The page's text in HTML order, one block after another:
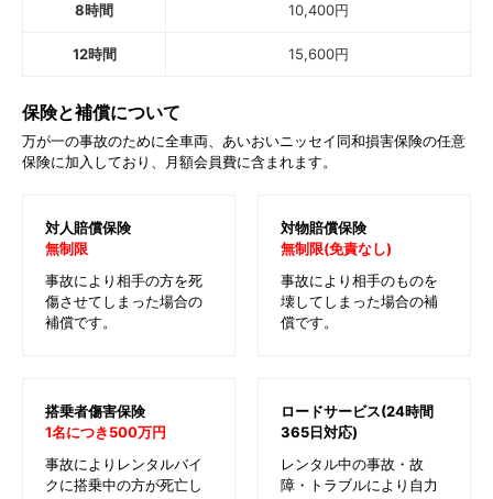
8時間 10,400円
12時間 15,600円
保険と補償について
万が一の事故のために全車両、あいおいニッセイ同和損害保険の任意
保険に加入しており、月額会員費に含まれます。
対人賠償保険
無制限
事故により相手の方を死
傷させてしまった場合の
補償です。
対物賠償保険
無制限(免責なし)
事故により相手のものを
壊してしまった場合の補
償です。
搭乗者傷害保険
1名につき500万円
事故によりレンタルバイ
クに搭乗中の方が死亡し
ロードサービス(24時間
365日対応)
レンタル中の事故・故
障・トラブルにより自力